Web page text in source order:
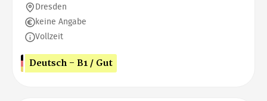
Dresden
keine Angabe
Vollzeit
Deutsch - B1 / Gut